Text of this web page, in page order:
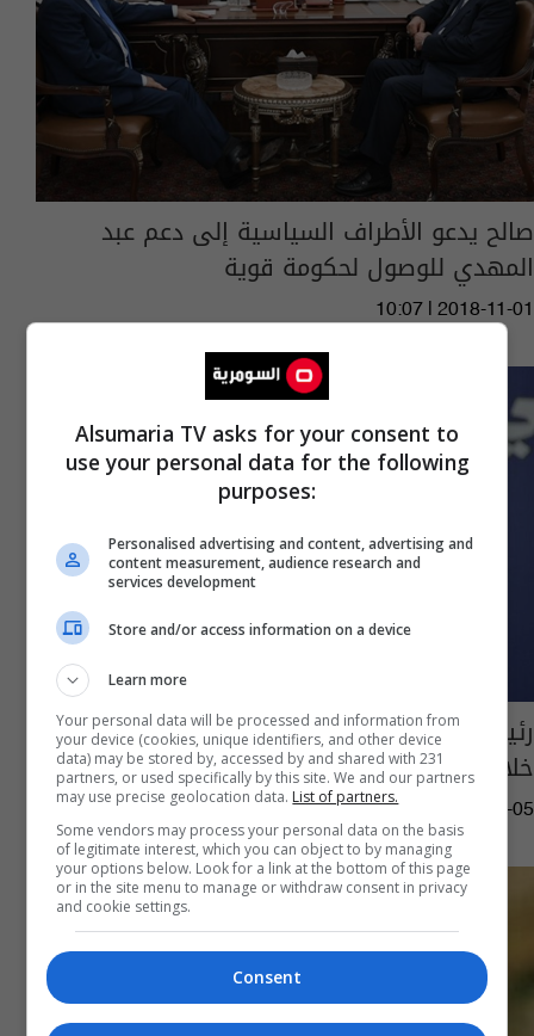
صالح يدعو الأطراف السياسية إلى دعم عبد
المهدي للوصول لحكومة قوية
10:07 | 2018-11-01
رئيس البرلمان يدعو الى انجاز القوانين المهمة
خلال السنة التشريعية الاخيرة
10:58 | 2017-07-05
Alsumaria TV asks for your consent to
use your personal data for the following
purposes:
Personalised advertising and content, advertising and
content measurement, audience research and
services development
Store and/or access information on a device
Learn more
Your personal data will be processed and information from
your device (cookies, unique identifiers, and other device
data) may be stored by, accessed by and shared with 231
partners, or used specifically by this site. We and our partners
may use precise geolocation data. List of partners.
Some vendors may process your personal data on the basis
of legitimate interest, which you can object to by managing
your options below. Look for a link at the bottom of this page
or in the site menu to manage or withdraw consent in privacy
and cookie settings.
Consent